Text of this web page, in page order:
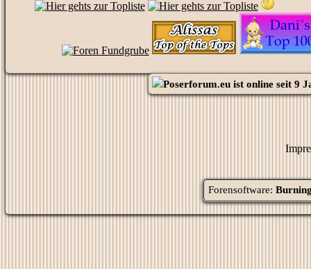
Poserforum.euist online seit 9
Forensoftware: